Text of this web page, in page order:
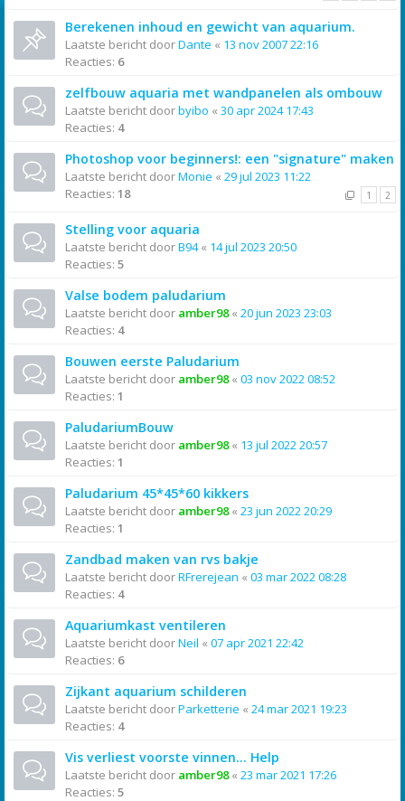
Berekenen inhoud en gewicht van aquarium.
Laatste bericht doorDante « 13 nov 2007 22:16
Reacties: 6
zelfbouw aquaria met wandpanelen als ombouw
Laatste bericht doorbyibo « 30 apr 2024 17:43
Reacties: 4
Photoshop voor beginners!: een "signature" maken
Laatste bericht doorMonie « 29 jul 2023 11:22
Reacties: 18 1 2
Stelling voor aquaria
Laatste bericht doorB94« 14 jul 2023 20:50
Reacties: 5
Valse bodem paludarium
Laatste bericht door amber98« 20 jun 2023 23:03
Reacties: 4
Bouwen eerste Paludarium
Laatste bericht door amber98« 03 nov 2022 08:52
Reacties: 1
PaludariumBouw
Laatste bericht door amber98« 13 jul 2022 20:57
Reacties: 1
Paludarium 45*45*60 kikkers
Laatste bericht door amber98« 23 jun 2022 20:29
Reacties: 1
Zandbad maken van rvs bakje
Laatste bericht doorRFrerejean « 03 mar 2022 08:28
Reacties: 4
Aquariumkast ventileren
Laatste bericht doorNeil « 07 apr 2021 22:42
Reacties: 6
Zijkant aquarium schilderen
Laatste bericht doorParketterie « 24 mar 2021 19:23
Reacties: 4
Vis verliest voorste vinnen... Help
Laatste bericht door amber98« 23 mar 2021 17:26
Reacties: 5